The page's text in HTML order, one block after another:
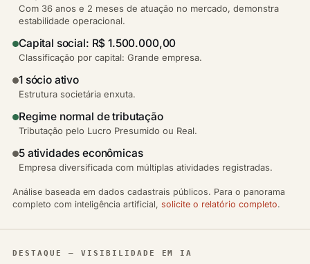
Com 36 anos e 2 meses de atuação no mercado, demonstra
estabilidade operacional.
Capital social: R$ 1.500.000,00
Classificação por capital: Grande empresa.
1 sócio ativo
Estrutura societária enxuta.
Regime normal de tributação
Tributação pelo Lucro Presumido ou Real.
5 atividades econômicas
Empresa diversificada com múltiplas atividades registradas.
Análise baseada em dados cadastrais públicos. Para o panorama
completo com inteligência artificial, solicite o relatório completo.
DESTAQUE — VISIBILIDADE EM IA